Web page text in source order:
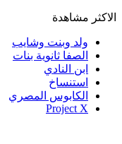
الاكثر مشاهدة
ولد وبنت وشايب
الصفا ثانوية بنات
ابن النادي
استنساخ
الكابوس المصري
Project X